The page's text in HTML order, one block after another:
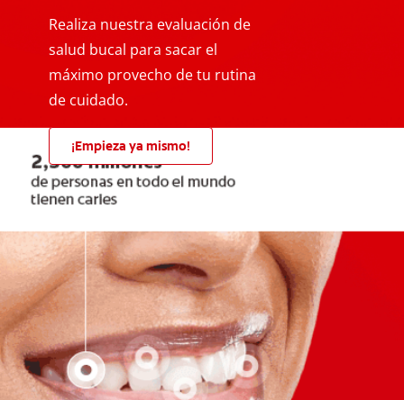
Realiza nuestra evaluación de
salud bucal para sacar el
máximo provecho de tu rutina
de cuidado.
¡Empieza ya mismo!